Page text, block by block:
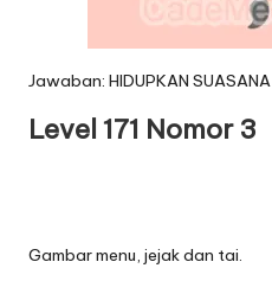
Jawaban: HIDUPKAN SUASANA
Level 171 Nomor 3
Gambar menu, jejak dan tai.